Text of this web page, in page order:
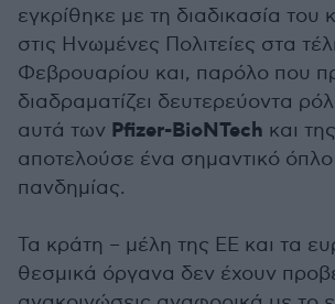
εγκρίθηκε με τη διαδικασία του
στις Ηνωμένες Πολιτείες στα
Φεβρουαρίου και, παρόλο που
διαδραματίζει δευτερεύοντα
αυτά των Pfizer-BioNTech και της
αποτελούσε ένα σημαντικό
πανδημίας.
Τα κράτη – μέλη της ΕΕ και τα
θεσμικά όργανα δεν έχουν